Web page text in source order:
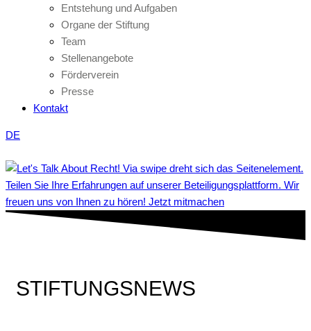
Entstehung und Aufgaben
Organe der Stiftung
Team
Stellenangebote
Förderverein
Presse
Kontakt
DE
Teilen Sie Ihre Erfahrungen auf unserer Beteiligungsplattform. Wir
freuen uns von Ihnen zu hören! Jetzt mitmachen
STIFTUNGSNEWS